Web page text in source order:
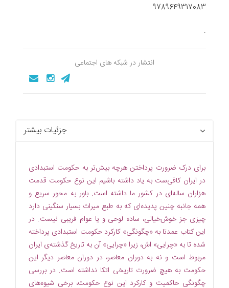
9789649317083
.
انتشار در شبکه های اجتماعی
جزئیات بیشتر
برای درک ضرورت پرداختن هرچه بیش‌تر به حکومت استبدادی
در ایران کافی‌ست به یاد داشته باشیم این نوع حکومت قدمت
هزاران ساله‌ای در کشور ما داشته است. باور به محور سریع و
همه جانبه چنین پدیده‌ای که به طبع میراث بسیار سنگینی دارد
چیزی جز خوش‌خیالی، ساده لوحی و یا عوام فریبی نیست. در
این کتاب عمدتا به «چگونگی» کارکرد حکومت استبدادی پرداخته
شده تا به «چرایی» اش، زیرا «چرایی» آن به تاریخ گذشته‌ی ایران
مربوط است و نه به دوران معاصر، در دوران معاصر دیگر این
حکومت به هیچ ضرورت تاریخی اتکا نداشته است. در بررسی
چگونگی حاکمیت و کارکرد این نوع حکومت، برخی شیوه‌های